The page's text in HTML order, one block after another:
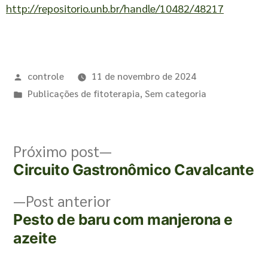
http://repositorio.unb.br/handle/10482/48217
controle
11 de novembro de 2024
Publicações de fitoterapia, Sem categoria
Post anterior
Pesto de baru com manjerona e
azeite
Próximo post
Circuito Gastronômico Cavalcante